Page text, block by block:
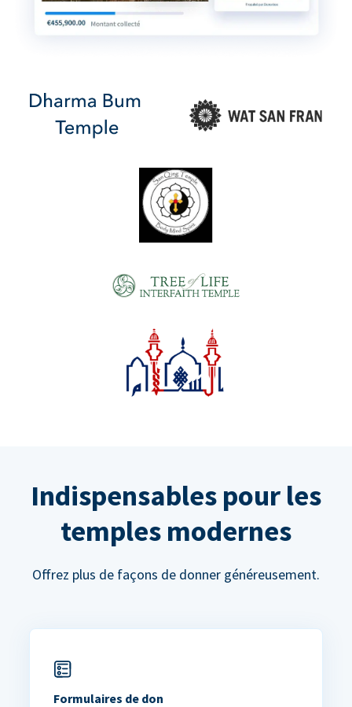
Indispensables pour les
temples modernes
Offrez plus de façons de donner généreusement.
Formulaires de don